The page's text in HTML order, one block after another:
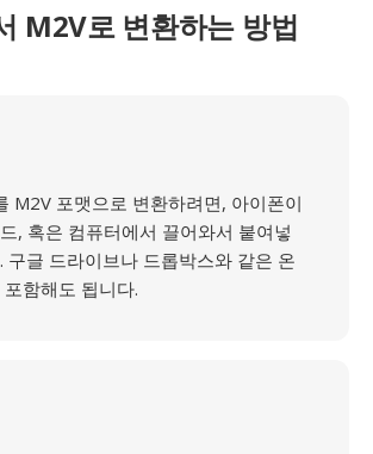
M2V로 변환하는 방법
M2V 포맷으로 변환하려면, 아이폰이
, 혹은 컴퓨터에서 끌어와서 붙여넣
구글 드라이브나 드롭박스와 같은 온
함해도 됩니다.